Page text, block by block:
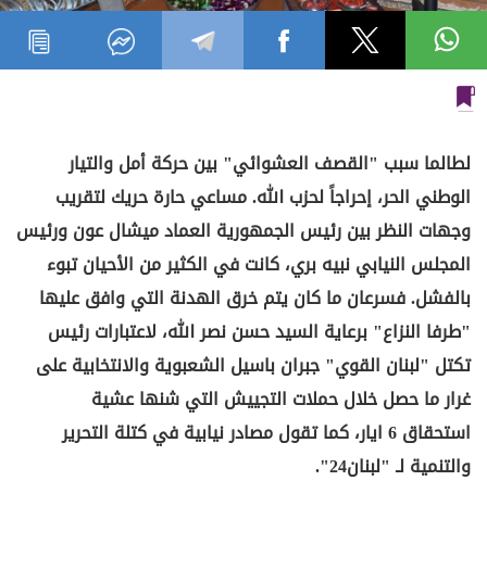
لطالما سبب "القصف العشوائي" بين حركة أمل والتيار
الوطني الحر، إحراجاً لحزب الله. مساعي حارة حريك لتقريب
وجهات النظر بين رئيس الجمهورية العماد ميشال عون ورئيس
المجلس النيابي نبيه بري، كانت في الكثير من الأحيان تبوء
بالفشل. فسرعان ما كان يتم خرق الهدنة التي وافق عليها
"طرفا النزاع" برعاية السيد حسن نصر الله، لاعتبارات رئيس
تكتل "لبنان القوي" جبران باسيل الشعبوية والانتخابية على
غرار ما حصل خلال حملات التجييش التي شنها عشية
استحقاق 6 ايار، كما تقول مصادر نيابية في كتلة التحرير
والتنمية لـ "لبنان24".